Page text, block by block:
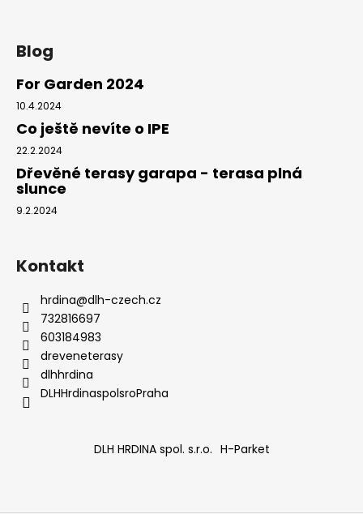
Blog
For Garden 2024
10.4.2024
Co ještě nevíte o IPE
22.2.2024
Dřevěné terasy garapa - terasa plná
slunce
9.2.2024
Kontakt
hrdina@dlh-czech.cz
732816697
603184983
dreveneterasy
dlhhrdina
DLHHrdinaspolsroPraha
DLH HRDINA spol. s.r.o. H-Parket